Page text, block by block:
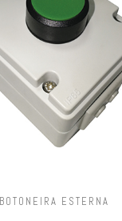
BOTONEIRA ESTERNA